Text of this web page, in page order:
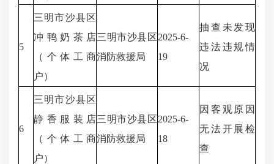
5
三明市沙县区
冲鸭奶茶店
（个体工商
户）
三明市沙县区
消防救援局
2025-6-
19
抽查未发现
违法违规情
况
6
三明市沙县区
静香服装店
（个体工商
户）
三明市沙县区
消防救援局
2025-6-
18
因客观原因
无法开展检
查